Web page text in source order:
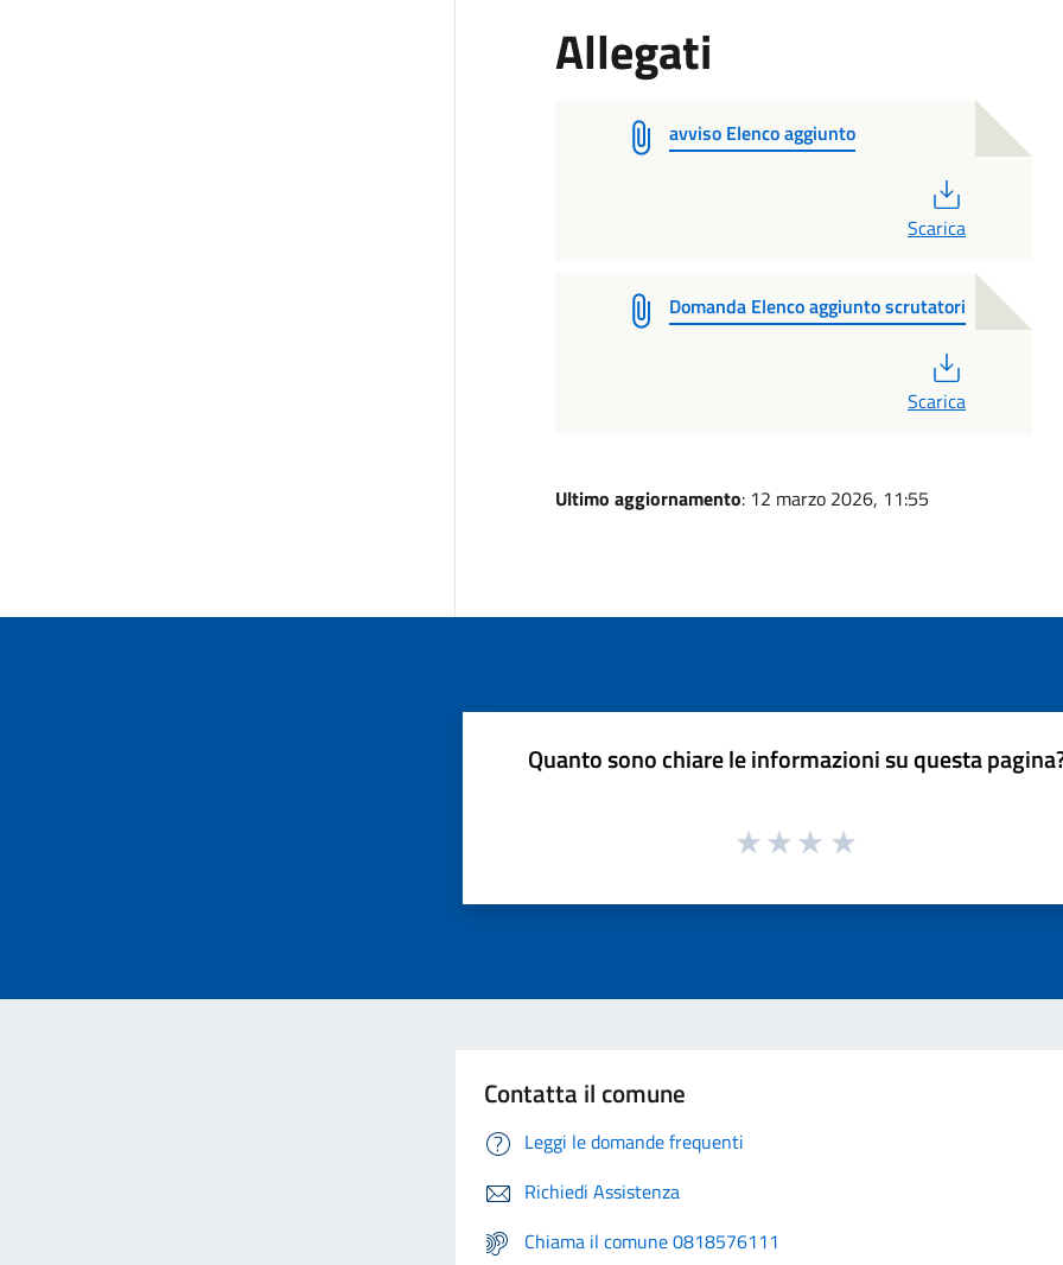
Allegati
avviso Elenco aggiunto
Scarica
Domanda Elenco aggiunto scrutatori
Scarica
Ultimo aggiornamento: 12 marzo 2026, 11:55
Quanto sono chiare le informazioni su questa
Contatta il comune
Leggi le domande frequenti
Richiedi Assistenza
Chiama il comune 0818576111